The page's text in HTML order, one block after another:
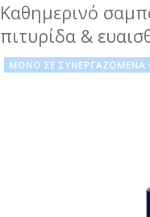
Καθημερινό
πιτυρίδα &
ΜΟΝΟ ΣΕ ΣΥΝΕΡΓΑΖΟΜΕΝΑ